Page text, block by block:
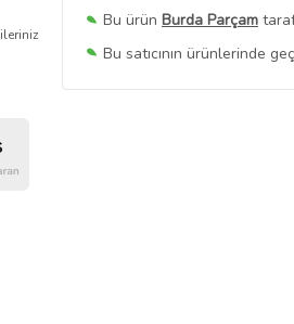
Bu ürün Burda Parçam
Bu satıcının ürünlerinde
Bu SatıcınınTüm